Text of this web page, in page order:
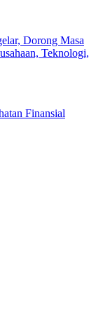
Dorong Masa
Teknologi,
Finansial